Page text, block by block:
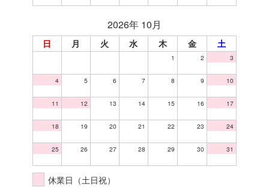
2026年 10月
日 月 火 水 木 金 土
1 2 3
4 5 6 7 8 9 10
11 12 13 14 15 16 17
18 19 20 21 22 23 24
25 26 27 28 29 30 31
休業日（土日祝）